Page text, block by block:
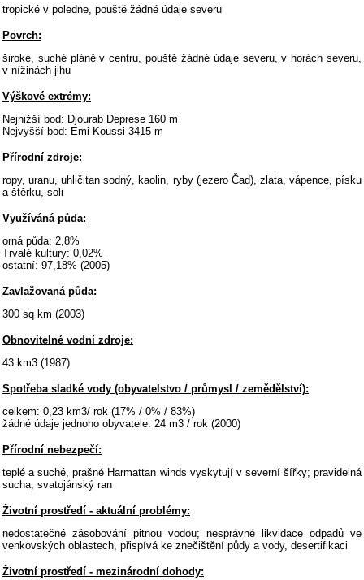
tropické v poledne, pouště žádné údaje severu
Povrch:
široké, suché pláně v centru, pouště žádné údaje severu, v horách severu,
v nížinách jihu
Výškové extrémy:
Nejnižší bod: Djourab Deprese 160 m
Nejvyšší bod: Emi Koussi 3415 m
Přírodní zdroje:
ropy, uranu, uhličitan sodný, kaolin, ryby (jezero Čad), zlata, vápence, písku
a štěrku, soli
Využíváná půda:
orná půda: 2,8%
Trvalé kultury: 0,02%
ostatní: 97,18% (2005)
Zavlažovaná půda:
300 sq km (2003)
Obnovitelné vodní zdroje:
43 km3 (1987)
Spotřeba sladké vody (obyvatelstvo / průmysl / zemědělství):
celkem: 0,23 km3/ rok (17% / 0% / 83%)
žádné údaje jednoho obyvatele: 24 m3 / rok (2000)
Přírodní nebezpečí:
teplé a suché, prašné Harmattan winds vyskytují v severní šířky; pravidelná
sucha; svatojánský ran
Životní prostředí - aktuální problémy:
nedostatečné zásobování pitnou vodou; nesprávné likvidace odpadů ve
venkovských oblastech, přispívá ke znečištění půdy a vody, desertifikaci
Životní prostředí - mezinárodní dohody: